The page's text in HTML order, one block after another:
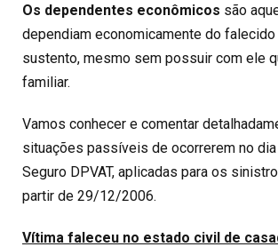
Os dependentes econômicos são
dependiam economicamente do falecido
sustento, mesmo sem possuir com ele
familiar.
Vamos conhecer e comentar
situações passíveis de ocorrerem no
Seguro DPVAT, aplicadas para os
partir de 29/12/2006.
Vítima faleceu no estado civil de